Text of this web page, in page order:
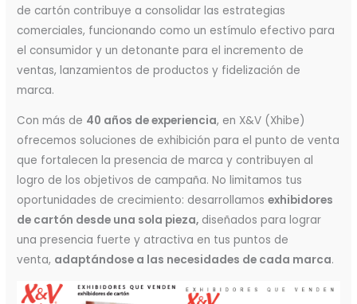
de cartón contribuye a consolidar las estrategias
comerciales, funcionando como un estímulo efectivo para
el consumidor y un detonante para el incremento de
ventas, lanzamientos de productos y fidelización de
marca.
Con más de 40 años de experiencia, en X&V (Xhibe)
ofrecemos soluciones de exhibición para el punto de venta
que fortalecen la presencia de marca y contribuyen al
logro de los objetivos de campaña. No limitamos tus
oportunidades de crecimiento: desarrollamosexhibidores
de cartón desde una sola pieza, diseñados para lograr
una presencia fuerte y atractiva en tus puntos de
venta, adaptándose a las necesidades de cada marca.